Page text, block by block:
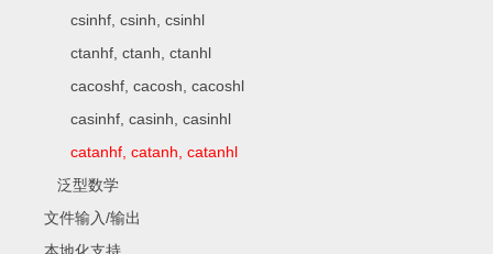
csinhf, csinh, csinhl
ctanhf, ctanh, ctanhl
cacoshf, cacosh, cacoshl
casinhf, casinh, casinhl
catanhf, catanh, catanhl
泛型数学
文件输入/输出